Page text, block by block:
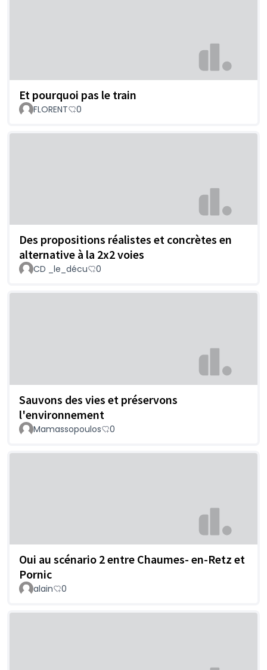
Et pourquoi pas le train
FLORENT 0
Des propositions réalistes et concrètes en
alternative à la 2x2 voies
CD _le_décu 0
Sauvons des vies et préservons
l'environnement
Mamassopoulos 0
Oui au scénario 2 entre Chaumes- en-Retz et
Pornic
alain 0